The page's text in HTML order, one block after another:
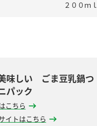
２００ｍｌ
味しい ごま豆乳鍋つ
パック
こちら
イトはこちら